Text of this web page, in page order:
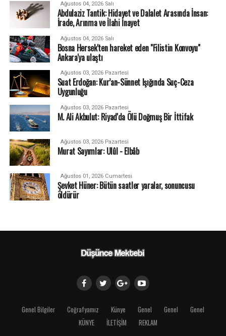
Ağustos 04, 2026 Salı
Abdulaziz Tantik: Hidayet ve Dalalet Arasında İnsan:
İrade, Arınma ve İlahi İnayet
Ağustos 04, 2026 Salı
Bosna Hersek'ten hareket eden "Filistin Konvoyu"
Ankara'ya ulaştı
Ağustos 03, 2026 Pazartesi
Suat Erdoğan: Kur’an-Sünnet Işığında Suç-Ceza
Uygunluğu
Ağustos 03, 2026 Pazartesi
M. Ali Akbulut: Riyad'da Ölü Doğmuş Bir İttifak
Ağustos 03, 2026 Pazartesi
Murat Sayımlar: Ulûl - Elbâb
Ağustos 01, 2026 Cumartesi
Şevket Hüner: Bütün saatler yaralar, sonuncusu
öldürür
Genel Bilgiler Coğrafyamız Künye Genel Genel
Genel
KÜNYE
İLETİŞİM REKLAM